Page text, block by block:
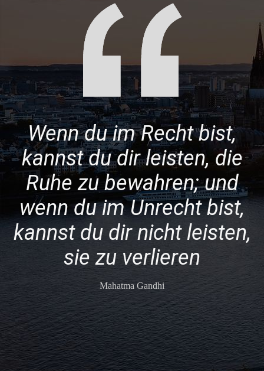
Wenn du im Recht bist,
kannst du dir leisten, die
Ruhe zu bewahren; und
wenn du im Unrecht bist,
kannst du dir nicht leisten,
sie zu verlieren
Mahatma Gandhi